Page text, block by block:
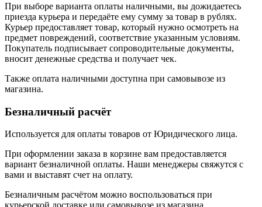
При выборе варианта оплаты наличными, вы дожидаетесь
приезда курьера и передаёте ему сумму за товар в рублях.
Курьер предоставляет товар, который нужно осмотреть на
предмет повреждений, соответствие указанным условиям.
Покупатель подписывает сопроводительные документы,
вносит денежные средства и получает чек.
Также оплата наличными доступна при самовывозе из
магазина.
Безналичный расчёт
Используется для оплаты товаров от Юридического лица.
При оформлении заказа в корзине вам предоставляется
вариант безналичной оплаты. Наши менеджеры свяжутся с
вами и выставят счет на оплату.
Безналичным расчётом можно воспользоваться при